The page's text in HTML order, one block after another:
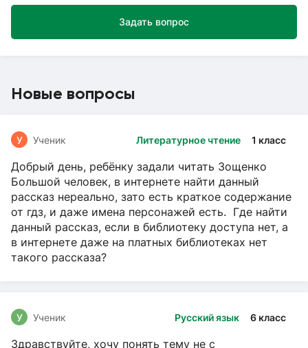
Задать вопрос
Новые вопросы
Литературное чтение 1 класс
У Ученик
Добрый день, ребёнку задали читать Зощенко
Большой человек, в интернете найти данный
рассказ нереально, зато есть краткое содержание
от гдз, и даже имена персонажей есть. Где найти
данный рассказ, если в библиотеку доступа нет, а
в интернете даже на платных библиотеках нет
такого рассказа?
Русский язык 6 класс
У Ученик
Здравствуйте, хочу понять тему не с